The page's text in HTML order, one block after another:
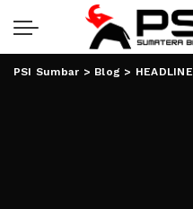
PSI Sumbar > Blog > HEADLINE